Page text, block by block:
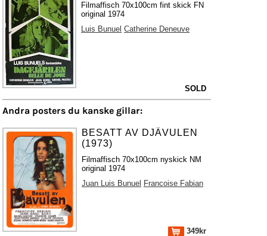
Filmaffisch 70x100cm fint skick FN
original 1974
Luis Bunuel Catherine Deneuve
SOLD
Andra posters du kanske gillar:
BESATT AV DJÄVULEN
(1973)
Filmaffisch 70x100cm nyskick NM
original 1974
Juan Luis Bunuel Francoise Fabian
349kr